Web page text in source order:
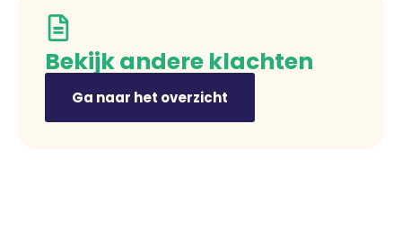
Bekijk andere klachten
Ga naar het overzicht